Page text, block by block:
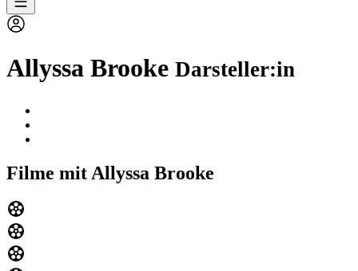
Allyssa Brooke Darsteller:in
Filme mit Allyssa Brooke